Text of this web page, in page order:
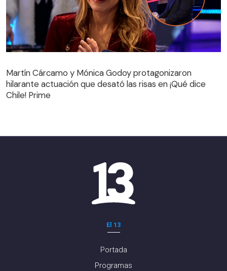
hilarante actuación que desató las risas en ¡Qué dice
Chile! Prime
Martín Cárcamo y Mónica Godoy protagonizaron
hilarante actuación que desató las risas en ¡Qué dice
Chile! Prime
El 13
Portada
Programas